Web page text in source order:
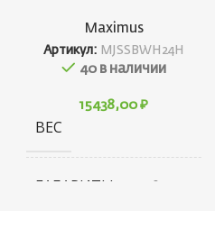
Maximus
Артикул: MJSSBWH24H
40 в наличии
15438,00 ₽
ВЕС
ГАБАРИТЫ